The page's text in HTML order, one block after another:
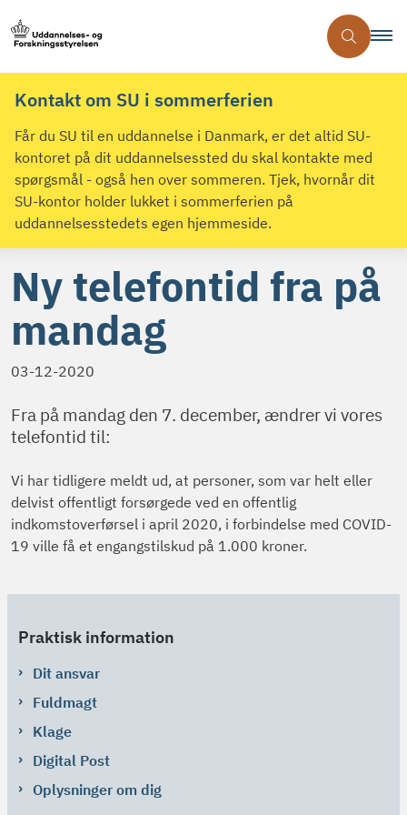
Kontakt om SU i sommerferien
Får du SU til en uddannelse i Danmark, er det altid SU-
kontoret på dit uddannelsessted du skal kontakte med
spørgsmål - også hen over sommeren. Tjek, hvornår dit
SU-kontor holder lukket i sommerferien på
uddannelsesstedets egen hjemmeside.
Ny telefontid fra på
mandag
03-12-2020
Fra på mandag den 7. december, ændrer vi vores
telefontid til:
Vi har tidligere meldt ud, at personer, som var helt eller
delvist offentligt forsørgede ved en offentlig
indkomstoverførsel i april 2020, i forbindelse med COVID-
19 ville få et engangstilskud på 1.000 kroner.
Praktisk information
Dit ansvar
Fuldmagt
Klage
Digital Post
Oplysninger om dig